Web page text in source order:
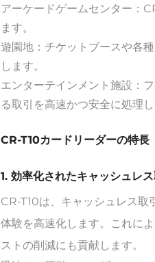
アーケードゲームセンター：
ます。
遊園地：チケットブースや各
します。
エンターテインメント施設：
る取引を高速かつ安全に処理し
CR-T10カードリーダーの特長
1. 効率化されたキャッシュレス
CR-T10は、キャッシュレス取
体験を高速化します。これに
ストの削減にも貢献します。